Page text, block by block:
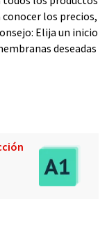
los precios,
Elija un inicio
deseadas